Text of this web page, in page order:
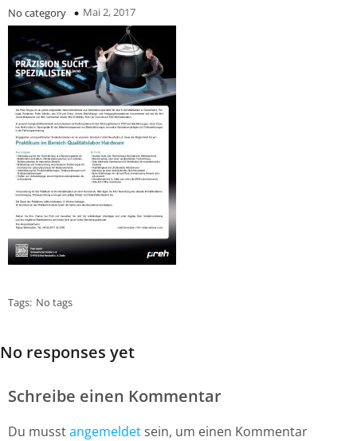
No category Mai 2, 2017
Tags: No tags
No responses yet
Schreibe einen Kommentar
Du musstangemeldet sein, um einen Kommentar